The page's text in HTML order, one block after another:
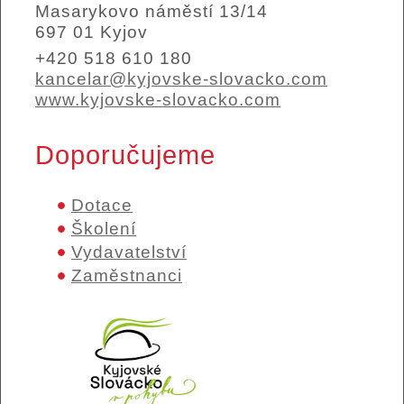
Masarykovo náměstí 13/14
697 01 Kyjov
+420 518 610 180
kancelar@kyjovske-slovacko.com
www.kyjovske-slovacko.com
Doporučujeme
Dotace
Školení
Vydavatelství
Zaměstnanci